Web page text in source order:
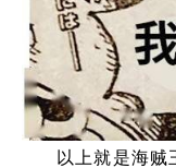
以上就是海贼